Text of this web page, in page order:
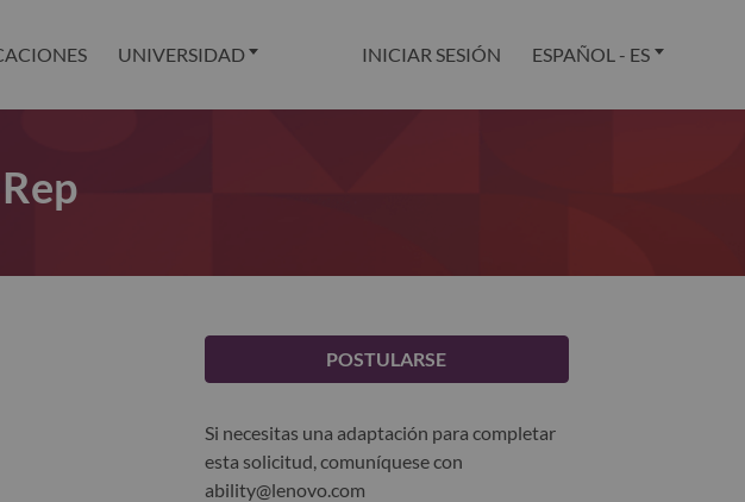
UNIVERSIDAD INICIAR SESIÓN ESPAÑOL - ES
POSTULARSE
Si necesitas una adaptación para completar
esta solicitud, comuníquese con
ability@lenovo.com